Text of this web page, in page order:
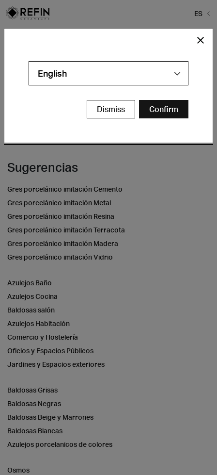
ES
Sugerencias
Gres porcelánico imitación Cemento
Gres porcelánico imitación Metal
Gres porcelánico imitación Resina
Gres porcelánico imitación Terracota
Gres porcelánico imitación Madera
Gres porcelánico imitación Vidrio
Azulejos Baño
Azulejos Cocina
Baldosas salón
Azulejos Habitación
Comercio y Hostelería
Oficios y Espacios Públicos
Jardines y Espacios exteriores
Baldosas Grisas
Baldosas Negras
Baldosas Beige y Marrones
Baldosas Blancas
Azulejos porcelanicos de colores
Osmos
English
Dismiss Confirm